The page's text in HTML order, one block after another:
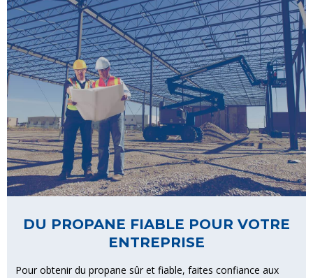
DU PROPANE FIABLE POUR VOTRE
ENTREPRISE
Pour obtenir du propane sûr et fiable, faites confiance aux